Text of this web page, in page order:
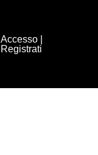
Accesso
Registrati